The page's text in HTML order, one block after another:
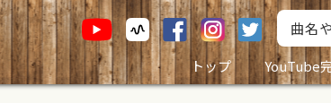
トップ
YouTube